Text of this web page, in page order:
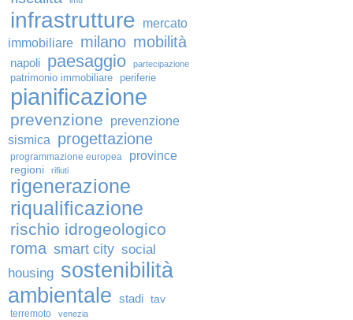
infrastrutture
mercato
immobiliare milano mobilità
napoli paesaggio partecipazione
patrimonio immobiliare periferie
pianificazione
prevenzione
prevenzione
sismica
progettazione
programmazione europea province
regioni rifiuti
rigenerazione
riqualificazione
rischio idrogeologico
roma smart city social
housing sostenibilità
ambientale stadi tav
terremoto venezia